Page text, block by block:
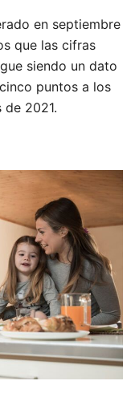
en septiembre
que las cifras
siendo un dato
puntos a los
de 2021.